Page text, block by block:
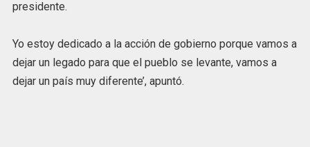
presidente.
Yo estoy dedicado a la acción de gobierno porque vamos a
dejar un legado para que el pueblo se levante, vamos a
dejar un país muy diferente’, apuntó.